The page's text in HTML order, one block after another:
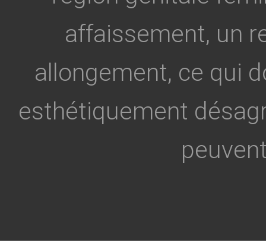
affaissement, un
allongement, ce qui
esthétiquement